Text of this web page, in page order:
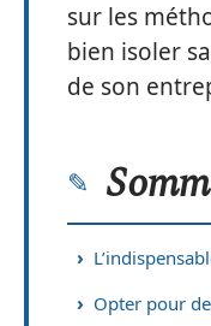
sur les
bien isoler
de son
Opter pour